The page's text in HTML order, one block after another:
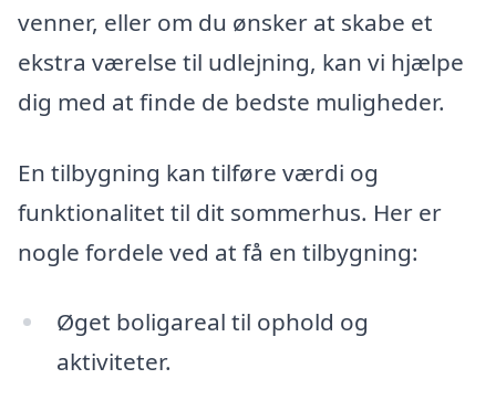
venner, eller om du ønsker at skabe et
ekstra værelse til udlejning, kan vi hjælpe
dig med at finde de bedste muligheder.
En tilbygning kan tilføre værdi og
funktionalitet til dit sommerhus. Her er
nogle fordele ved at få en tilbygning:
Øget boligareal til ophold og
aktiviteter.